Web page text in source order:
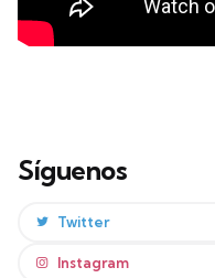
Síguenos
Twitter
Instagram